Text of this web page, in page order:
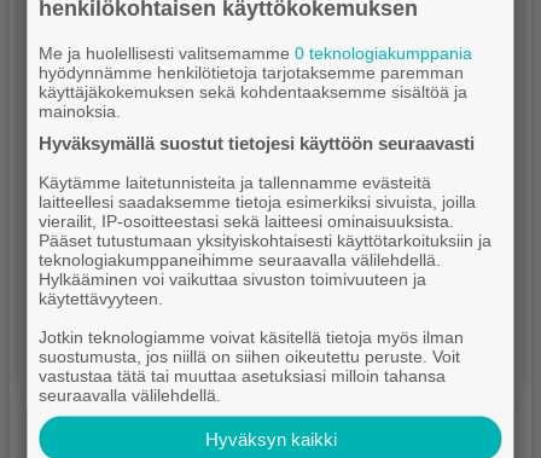
henkilökohtaisen käyttökokemuksen
Me ja huolellisesti valitsemamme0 teknologiakumppania
hyödynnämme henkilötietoja tarjotaksemme paremman
käyttäjäkokemuksen sekä kohdentaaksemme sisältöä ja
mainoksia.
Hyväksymällä suostut tietojesi käyttöön seuraavasti
Käytämme laitetunnisteita ja tallennamme evästeitä
laitteellesi saadaksemme tietoja esimerkiksi sivuista, joilla
vierailit, IP-osoitteestasi sekä laitteesi ominaisuuksista.
Pääset tutustumaan yksityiskohtaisesti käyttötarkoituksiin ja
teknologiakumppaneihimme seuraavalla välilehdellä.
Hylkääminen voi vaikuttaa sivuston toimivuuteen ja
käytettävyyteen.
Jotkin teknologiamme voivat käsitellä tietoja myös ilman
suostumusta, jos niillä on siihen oikeutettu peruste. Voit
vastustaa tätä tai muuttaa asetuksiasi milloin tahansa
seuraavalla välilehdellä.
Hyväksyn kaikki